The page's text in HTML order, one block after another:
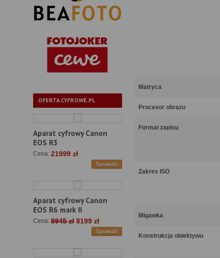
OFERTA CYFROWE.PL
Aparat cyfrowy Canon
EOS R3
Cena: 21999 zł
Sprawdź
Aparat cyfrowy Canon
EOS R6 mark II
Cena: 8945 zł 8199 zł
Sprawdź
Matryca
Procesor obrazu
Format zapisu
Zakres ISO
Migawka
Konstrukcja obiektywu